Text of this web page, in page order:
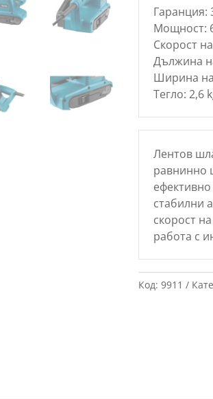
Гаранция:
Мощност:
Скорост
Дължина
Ширина на
Тегло: 2,6
Лентов
равнинно
стабилни
скорост
работа с
Код: 9911